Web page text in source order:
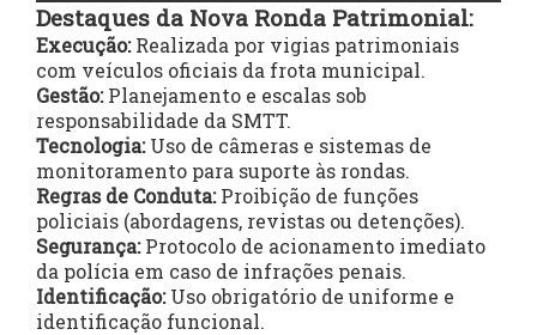
Destaques da Nova Ronda Patrimonial:
Execução:Realizada por vigias patrimoniais
com veículos oficiais da frota municipal.
Gestão:Planejamento e escalas sob
responsabilidade da SMTT.
Tecnologia:Uso de câmeras e sistemas de
monitoramento para suporte às rondas.
Regras de Conduta:Proibição de funções
policiais (abordagens, revistas ou detenções).
Segurança:Protocolo de acionamento imediato
da polícia em caso de infrações penais.
Identificação:Uso obrigatório de uniforme e
identificação funcional.